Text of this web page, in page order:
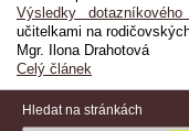
Výsledky
učitelkami na
Mgr. Ilona Drahotová
Celý článek
Hledat na stránkách